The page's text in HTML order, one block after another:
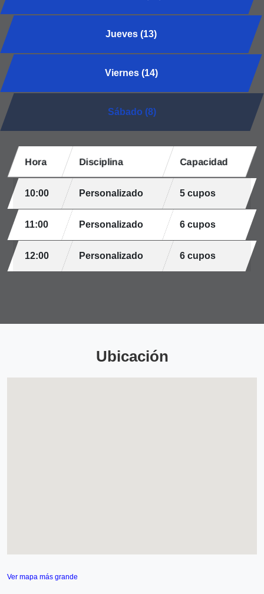
Jueves (13)
Viernes (14)
Sábado (8)
Hora Disciplina Capacidad
10:00 Personalizado 5 cupos
11:00 Personalizado 6 cupos
12:00 Personalizado 6 cupos
Ubicación
Ver mapa más grande